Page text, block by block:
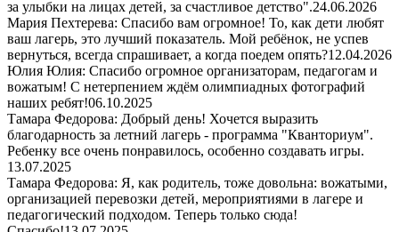
за улыбки на лицах детей, за счастливое детство".24.06.2026
Мария Пехтерева: Спасибо вам огромное! То, как дети любят
ваш лагерь, это лучший показатель. Мой ребёнок, не успев
вернуться, всегда спрашивает, а когда поедем опять?12.04.2026
Юлия Юлия: Спасибо огромное организаторам, педагогам и
вожатым! С нетерпением ждём олимпиадных фотографий
наших ребят!06.10.2025
Тамара Федорова: Добрый день! Хочется выразить
благодарность за летний лагерь - программа "Кванториум".
Ребенку все очень понравилось, особенно создавать игры.
13.07.2025
Тамара Федорова: Я, как родитель, тоже довольна: вожатыми,
организацией перевозки детей, мероприятиями в лагере и
педагогический подходом. Теперь только сюда!